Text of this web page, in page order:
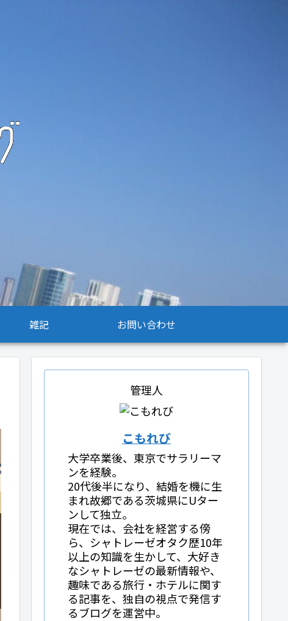
雑記 お問い合わせ
管理人
こもれび
大学卒業後、東京でサラリーマ
ンを経験。
20代後半になり、結婚を機に生
まれ故郷である茨城県にUター
ンして独立。
現在では、会社を経営する傍
ら、シャトレーゼオタク歴10年
以上の知識を生かして、大好き
なシャトレーゼの最新情報や、
趣味である旅行・ホテルに関す
る記事を、独自の視点で発信す
るブログを運営中。